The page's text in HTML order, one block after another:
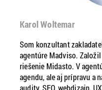
Karol Woltemar
Som konzultant
agentúre Madviso.
riešenie Midasto. V
agendu, ale aj prípravu a
audity, SEO, webdizajn,